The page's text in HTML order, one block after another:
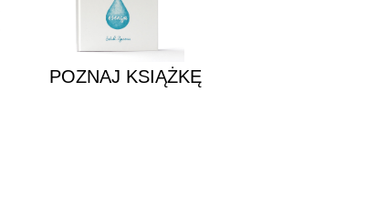
POZNAJ KSIĄŻKĘ